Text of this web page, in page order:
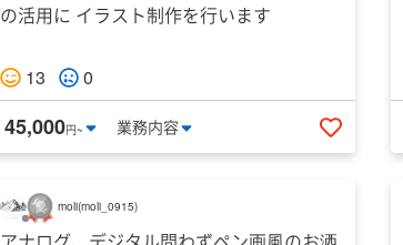
の活用に イラスト制作を行います
13 0
45,000円~ 業務内容 いいねする
moli(moli_0915)